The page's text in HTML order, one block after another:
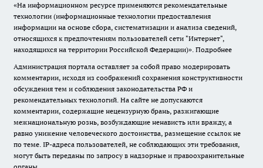
«На информационном ресурсе применяются рекомендательные
технологии (информационные технологии предоставления
информации на основе сбора, систематизации и анализа сведений,
относящихся к предпочтениям пользователей сети "Интернет",
находящихся на территории Российской Федерации)». Подробнее
Администрация портала оставляет за собой право модерировать
комментарии, исходя из соображений сохранения конструктивности
обсуждения тем и соблюдения законодательства РФ и
рекомендательных технологий. На сайте не допускаются
комментарии, содержащие нецензурную брань, разжигающие
межнациональную рознь, возбуждающие ненависть или вражду, а
равно унижение человеческого достоинства, размещение ссылок не
по теме. IP-адреса пользователей, не соблюдающих эти требования,
могут быть переданы по запросу в надзорные и правоохранительные